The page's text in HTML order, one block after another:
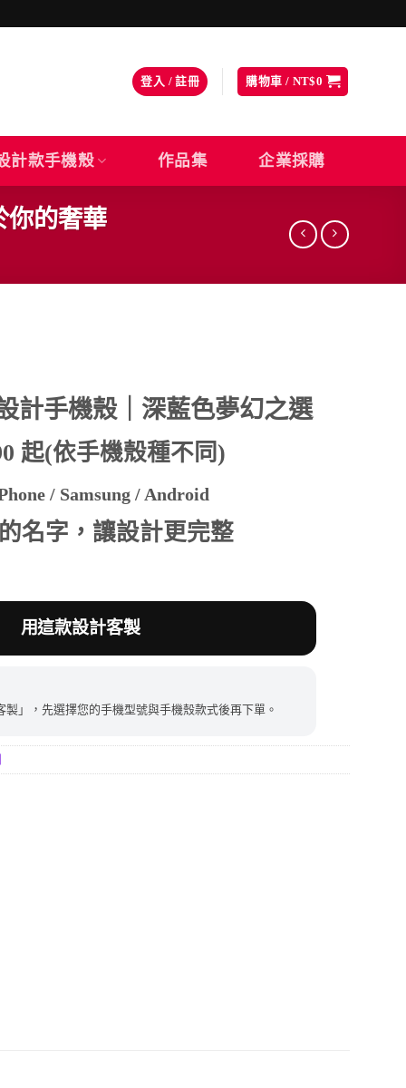
登入 / 註冊 購物車 / NT$0
計款手機殼 作品集 企業採購
你的奢華
。
計手機殼｜深藍色夢幻之選
起(依手機殼種不同)
/ Samsung / Android
名字，讓設計更完整
用這款設計客製
製」，先選擇您的手機型號與手機殼款式後再下單。